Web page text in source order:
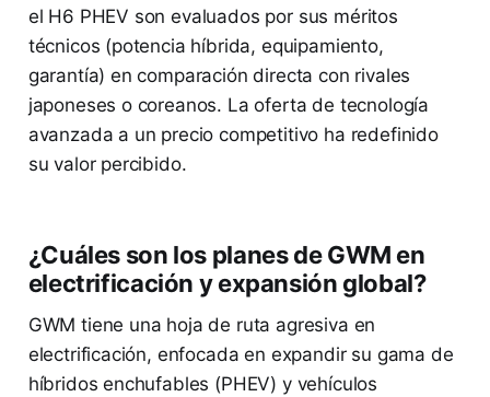
el H6 PHEV son evaluados por sus méritos
técnicos (potencia híbrida, equipamiento,
garantía) en comparación directa con rivales
japoneses o coreanos. La oferta de tecnología
avanzada a un precio competitivo ha redefinido
su valor percibido.
¿Cuáles son los planes de GWM en
electrificación y expansión global?
GWM tiene una hoja de ruta agresiva en
electrificación, enfocada en expandir su gama de
híbridos enchufables (PHEV) y vehículos